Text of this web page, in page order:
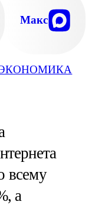
Макс
всему
а